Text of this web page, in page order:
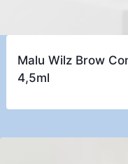
Malu Wilz Brow
4,5ml